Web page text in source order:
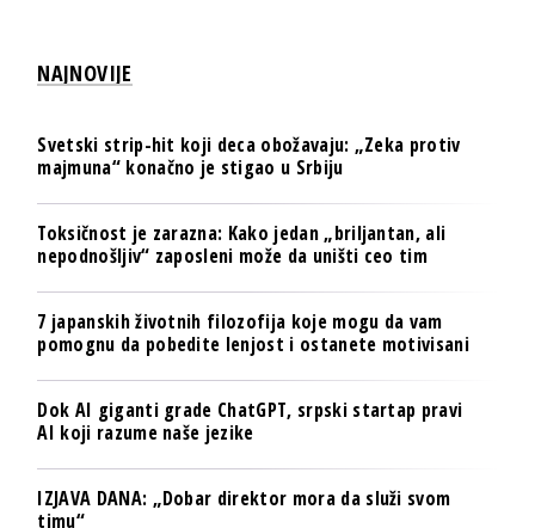
NAJNOVIJE
Svetski strip-hit koji deca obožavaju: „Zeka protiv
majmuna“ konačno je stigao u Srbiju
Toksičnost je zarazna: Kako jedan „briljantan, ali
nepodnošljiv“ zaposleni može da uništi ceo tim
7 japanskih životnih filozofija koje mogu da vam
pomognu da pobedite lenjost i ostanete motivisani
Dok AI giganti grade ChatGPT, srpski startap pravi
AI koji razume naše jezike
IZJAVA DANA: „Dobar direktor mora da služi svom
timu“